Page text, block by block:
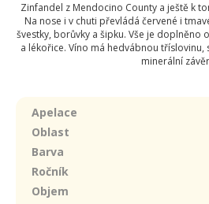
Zinfandel z Mendocino County a ještě k
Na nose i v chuti převládá červené i
švestky, borůvky a šipku. Vše je doplněno
a lékořice. Víno má hedvábnou tříslovinu,
minerální
Apelace
Oblast
Barva
Ročník
Objem